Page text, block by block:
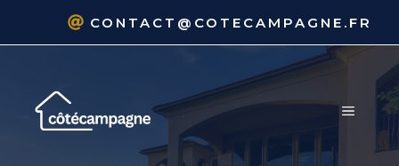
CONTACT@COTECAMPAGNE.FR
MENU